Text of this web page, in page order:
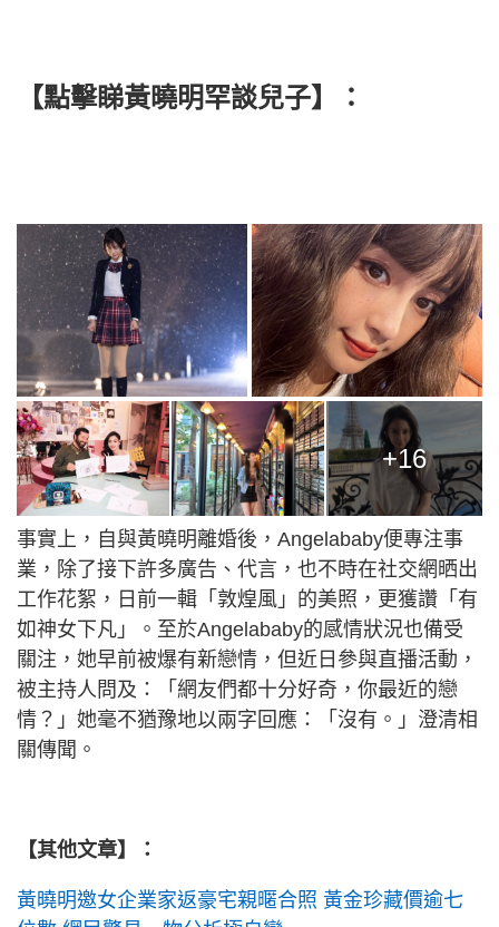
【點擊睇黃曉明罕談兒子】：
+16
事實上，自與黃曉明離婚後，Angelababy便專注事
業，除了接下許多廣告、代言，也不時在社交網晒出
工作花絮，日前一輯「敦煌風」的美照，更獲讚「有
如神女下凡」。至於Angelababy的感情狀況也備受
關注，她早前被爆有新戀情，但近日參與直播活動，
被主持人問及：「網友們都十分好奇，你最近的戀
情？」她毫不猶豫地以兩字回應：「沒有。」澄清相
關傳聞。
【其他文章】：
黃曉明邀女企業家返豪宅親暱合照 黃金珍藏價逾七